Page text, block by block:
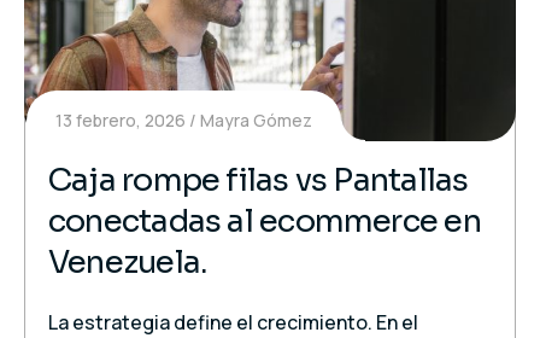
13 febrero, 2026 Mayra Gómez
Caja rompe filas vs Pantallas
conectadas al ecommerce en
Venezuela.
La estrategia define el crecimiento. En el